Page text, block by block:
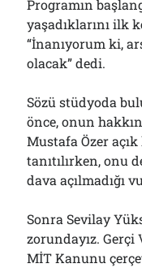
Programın
yaşadıklarını ilk
“İnanıyorum ki,
olacak” dedi.
Sözü stüdyoda
önce, onun
Mustafa Özer
tanıtılırken, onu
dava açılmadığı
Sonra Sevilay
zorundayız. Gerçi
MİT Kanunu